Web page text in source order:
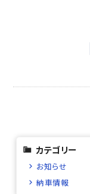
カテゴリー
お知らせ
納車情報